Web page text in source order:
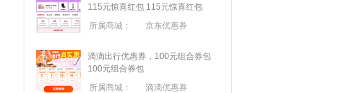
115元惊喜红包 115元惊喜红包
所属商城：
京东优惠券
滴滴出行优惠券，100元组合券包
100元组合券包
所属商城：
滴滴优惠券